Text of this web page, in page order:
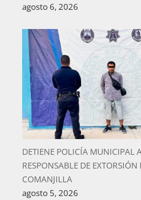
agosto 6, 2026
DETIENE POLICÍA MUNICIPAL
RESPONSABLE DE EXTORSIÓN
COMANJILLA
agosto 5, 2026